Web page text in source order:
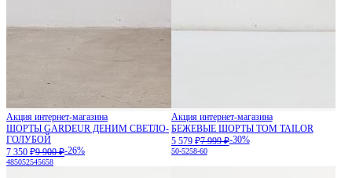
Акция интернет-магазина
ШОРТЫ GARDEUR ДЕНИМ СВЕТЛО-
ГОЛУБОЙ
7 350 ₽9 900 ₽-26%
485052545658
Акция интернет-магазина
БЕЖЕВЫЕ ШОРТЫ TOM TAILOR
5 579 ₽7 999 ₽-30%
50-5258-60